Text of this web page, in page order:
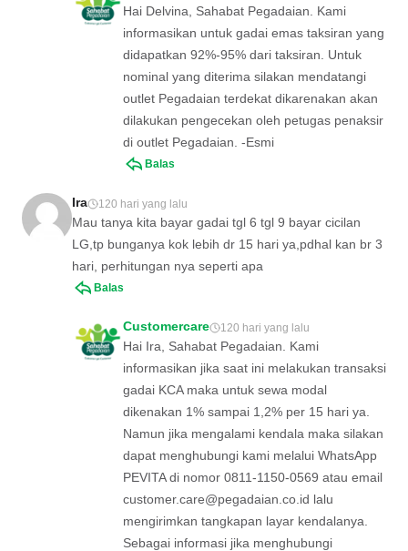
Hai Delvina, Sahabat Pegadaian. Kami
informasikan untuk gadai emas taksiran yang
didapatkan 92%-95% dari taksiran. Untuk
nominal yang diterima silakan mendatangi
outlet Pegadaian terdekat dikarenakan akan
dilakukan pengecekan oleh petugas penaksir
di outlet Pegadaian. -Esmi
Balas
Ira 120 hari yang lalu
Mau tanya kita bayar gadai tgl 6 tgl 9 bayar cicilan
LG,tp bunganya kok lebih dr 15 hari ya,pdhal kan br 3
hari, perhitungan nya seperti apa
Balas
Customercare 120 hari yang lalu
Hai Ira, Sahabat Pegadaian. Kami
informasikan jika saat ini melakukan transaksi
gadai KCA maka untuk sewa modal
dikenakan 1% sampai 1,2% per 15 hari ya.
Namun jika mengalami kendala maka silakan
dapat menghubungi kami melalui WhatsApp
PEVITA di nomor 0811-1150-0569 atau email
customer.care@pegadaian.co.id lalu
mengirimkan tangkapan layar kendalanya.
Sebagai informasi jika menghubungi